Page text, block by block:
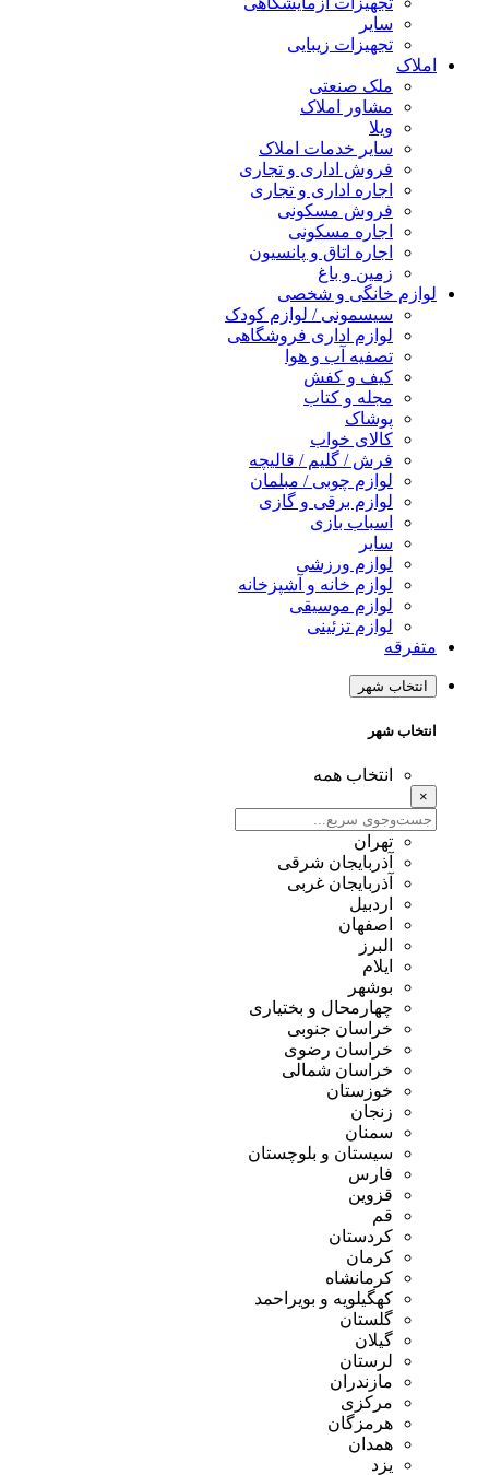
سایر
تجهیزات زیبایی
املاک
ملک صنعتی
مشاور املاک
ویلا
سایر خدمات املاک
فروش اداری و تجاری
اجاره اداری و تجاری
فروش مسکونی
اجاره مسکونی
اجاره اتاق و پانسیون
زمین و باغ
لوازم خانگی و شخصی
سیسمونی / لوازم کودک
لوازم اداری فروشگاهی
تصفیه آب و هوا
کیف و کفش
مجله و کتاب
پوشاک
کالای خواب
فرش / گلیم / قالیچه
لوازم چوبی / مبلمان
لوازم برقی و گازی
اسباب بازی
سایر
لوازم ورزشی
لوازم خانه و آشپزخانه
لوازم موسیقی
لوازم تزئینی
متفرقه
انتخاب شهر
انتخاب شهر
انتخاب همه
×
تهران
آذربایجان شرقی
آذربایجان غربی
اردبیل
اصفهان
البرز
ایلام
بوشهر
چهارمحال و بختیاری
خراسان جنوبی
خراسان رضوی
خراسان شمالی
خوزستان
زنجان
سمنان
سیستان و بلوچستان
فارس
قزوین
قم
کردستان
کرمان
کرمانشاه
کهگیلویه و بویراحمد
گلستان
گیلان
لرستان
مازندران
مرکزی
هرمزگان
همدان
یزد